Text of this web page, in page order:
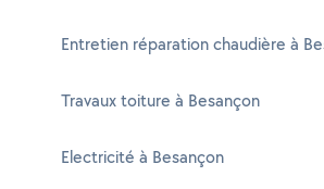
Entretien réparation chaudière à
Travaux toiture à Besançon
Electricité à Besançon